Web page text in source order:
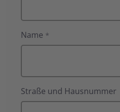
Name *
Straße und Hausnummer